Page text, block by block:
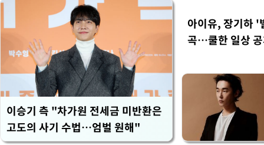
이승기 측 "차가원 전세금 미반환은
고도의 사기 수법…엄벌 원해"
아이유, 장기하 '
곡…쿨한 일상